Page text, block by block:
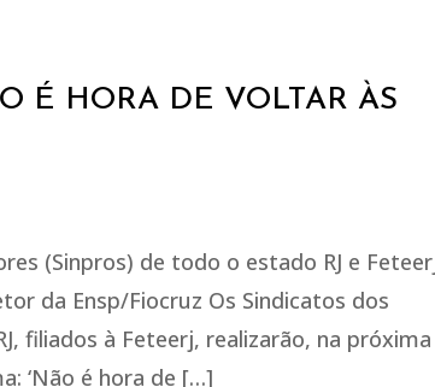
É HORA DE VOLTAR ÀS
(Sinpros) de todo o estado RJ e
da Ensp/Fiocruz Os Sindicatos dos
filiados à Feteerj, realizarão, na próxima
‘Não é hora de […]